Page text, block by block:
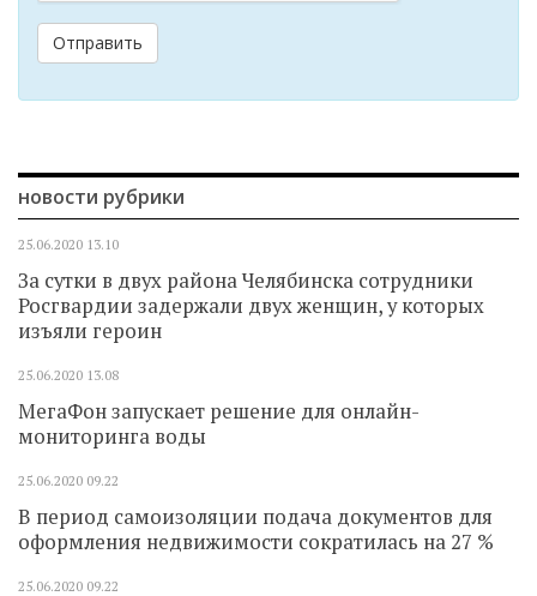
Отправить
новости рубрики
25.06.2020 13.10
За сутки в двух района Челябинска сотрудники
Росгвардии задержали двух женщин, у которых
изъяли героин
25.06.2020 13.08
МегаФон запускает решение для онлайн-
мониторинга воды
25.06.2020 09.22
В период самоизоляции подача документов для
оформления недвижимости сократилась на 27 %
25.06.2020 09.22